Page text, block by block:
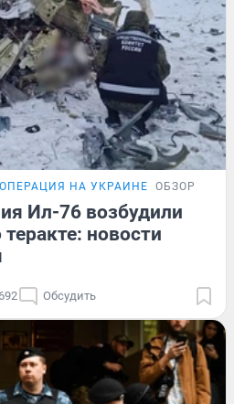
НА УКРАИНЕ ОБЗОР
Ил-76 возбудили
новости
Обсудить